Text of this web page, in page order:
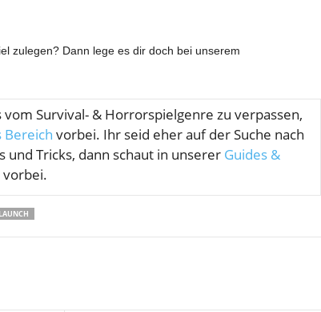
zulegen? Dann lege es dir doch bei unserem
vom Survival- & Horrorspielgenre zu verpassen,
Bereich vorbei. Ihr seid eher auf der Suche nach
und Tricks, dann schaut in unserer Guides &
vorbei.
LAUNCH